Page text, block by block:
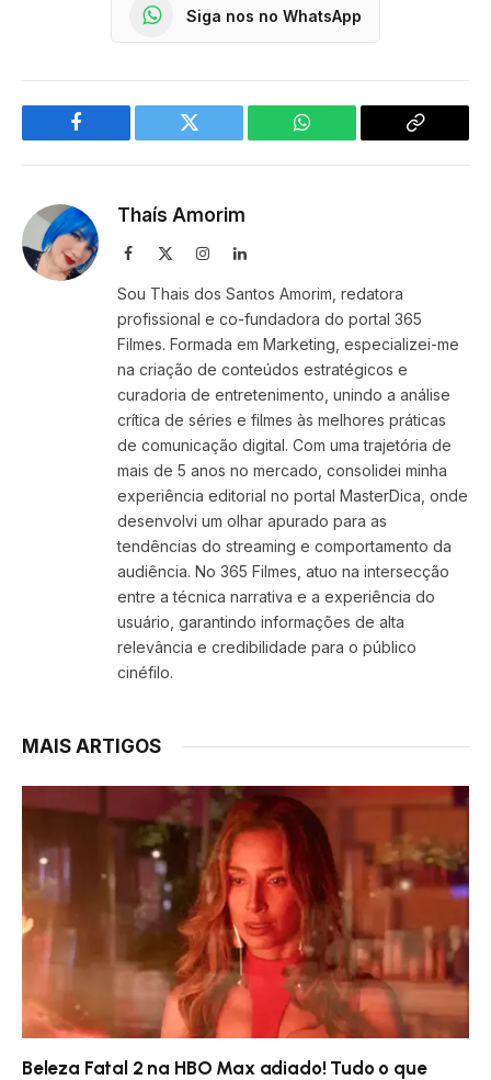
Siga nos no WhatsApp
Facebook Twitter WhatsApp
Copy
Thaís Amorim
Facebook InstagramLinkedIn
Sou Thais dos Santos Amorim, redatora
profissional e co-fundadora do portal 365
Filmes. Formada em Marketing, especializei-me
na criação de conteúdos estratégicos e
curadoria de entretenimento, unindo a análise
crítica de séries e filmes às melhores práticas
de comunicação digital. Com uma trajetória de
mais de 5 anos no mercado, consolidei minha
experiência editorial no portal MasterDica, onde
desenvolvi um olhar apurado para as
tendências do streaming e comportamento da
audiência. No 365 Filmes, atuo na intersecção
entre a técnica narrativa e a experiência do
usuário, garantindo informações de alta
relevância e credibilidade para o público
cinéfilo.
MAIS ARTIGOS
Beleza Fatal 2 na HBO Max adiado! Tudo o que